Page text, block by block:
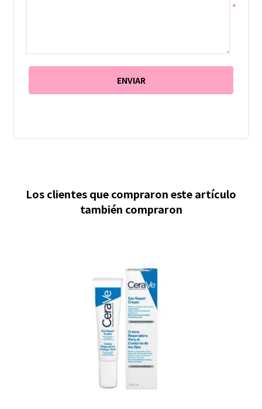
*
Los clientes que compraron este artículo
también compraron